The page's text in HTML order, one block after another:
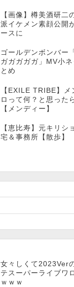
【画像】樽美酒研二
派イケメン素顔公開
ースに
ゴールデンボンバー
ガガガガガ」MV小ネ
とめ
【EXILE TRIBE】メ
ロって何？と思った
【メンディー】
【恵比寿】元キリシ
宅＆事務所【散歩】
女々しくて2023Ver
テスーパーライブワ
ｗｗｗ